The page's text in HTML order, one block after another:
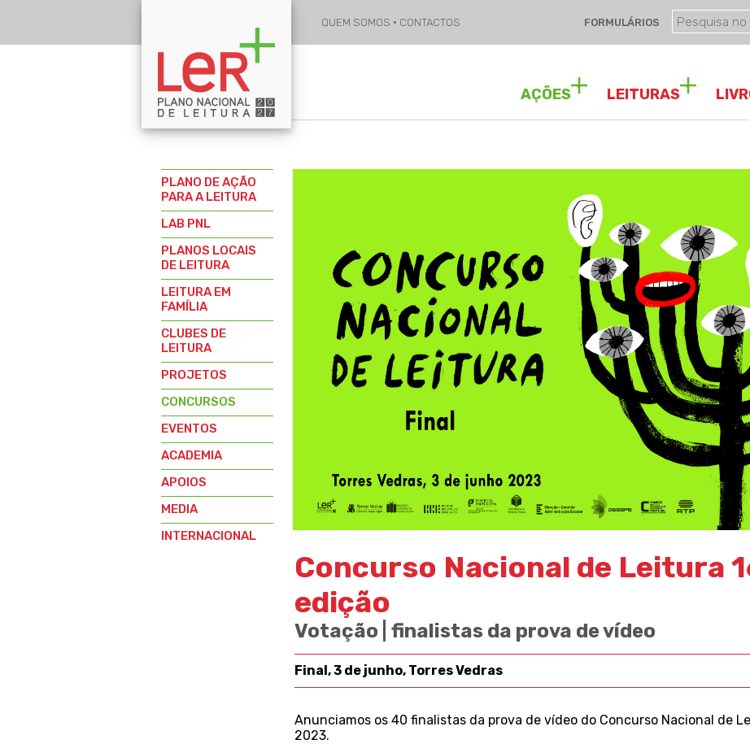
QUEM SOMOS · CONTACTOS FORMULÁRIOS
LEITURAS
AÇÕES
PLANO DE AÇÃO
PARA A LEITURA
LAB PNL
PLANOS LOCAIS
DE LEITURA
LEITURA EM
FAMÍLIA
CLUBES DE
LEITURA
PROJETOS
CONCURSOS
EVENTOS
ACADEMIA
APOIOS
MEDIA
INTERNACIONAL
Concurso Nacional de Leitura
edição
Votação | finalistas da prova de vídeo
Final, 3 de junho, Torres Vedras
Anunciamos os 40 finalistas da prova de vídeo do Concurso Nacional de
2023.